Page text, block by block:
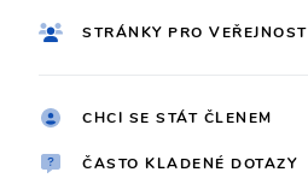
STRÁNKY PRO VEŘEJNOST
CHCI SE STÁT ČLENEM
ČASTO KLADENÉ DOTAZY